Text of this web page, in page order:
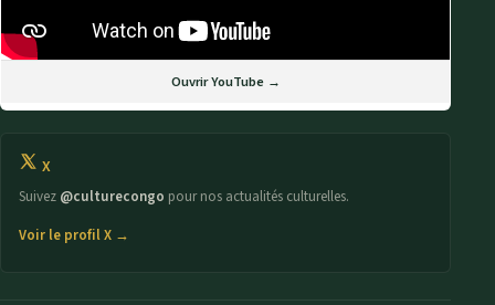
Ouvrir YouTube →
X
Suivez @culturecongo pour nos actualités culturelles.
Voir le profil X →